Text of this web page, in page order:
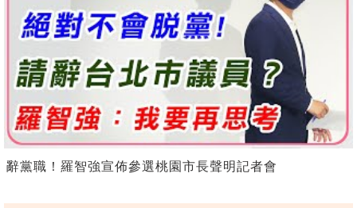
辭黨職！羅智強宣佈參選桃園市長聲明記者會